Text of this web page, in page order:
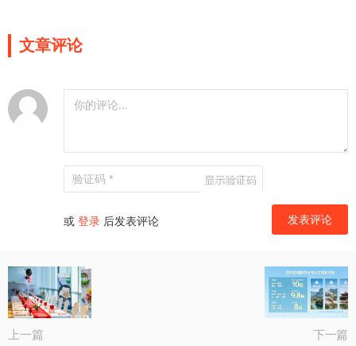
文章评论
或 登录 后发表评论
上一篇
下一篇